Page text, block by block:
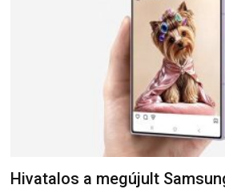
Hivatalos a megújult